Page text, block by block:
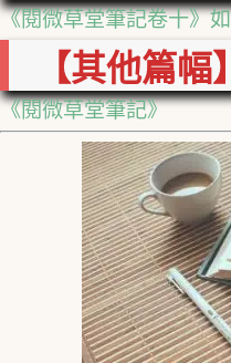
《閱微草堂筆記卷十》
【其他篇幅】
《閱微草堂筆記》